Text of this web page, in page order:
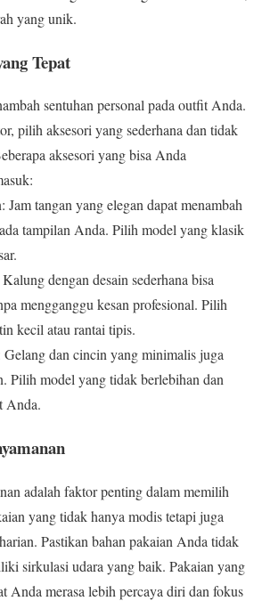
yang unik.
Tepat
sentuhan personal pada outfit Anda.
pilih aksesori yang sederhana dan tidak
aksesori yang bisa Anda
Jam tangan yang elegan dapat menambah
tampilan Anda. Pilih model yang klasik
dengan desain sederhana bisa
mengganggu kesan profesional. Pilih
kecil atau rantai tipis.
dan cincin yang minimalis juga
Pilih model yang tidak berlebihan dan
Anda.
adalah faktor penting dalam memilih
yang tidak hanya modis tetapi juga
Pastikan bahan pakaian Anda tidak
sirkulasi udara yang baik. Pakaian yang
Anda merasa lebih percaya diri dan fokus